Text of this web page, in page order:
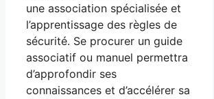
une association spécialisée et
l’apprentissage des règles de
sécurité. Se procurer un guide
associatif ou manuel permettra
d’approfondir ses
connaissances et d’accélérer sa